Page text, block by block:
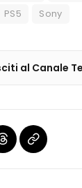
PS5 Sony
al Canale
ThreadsCopia